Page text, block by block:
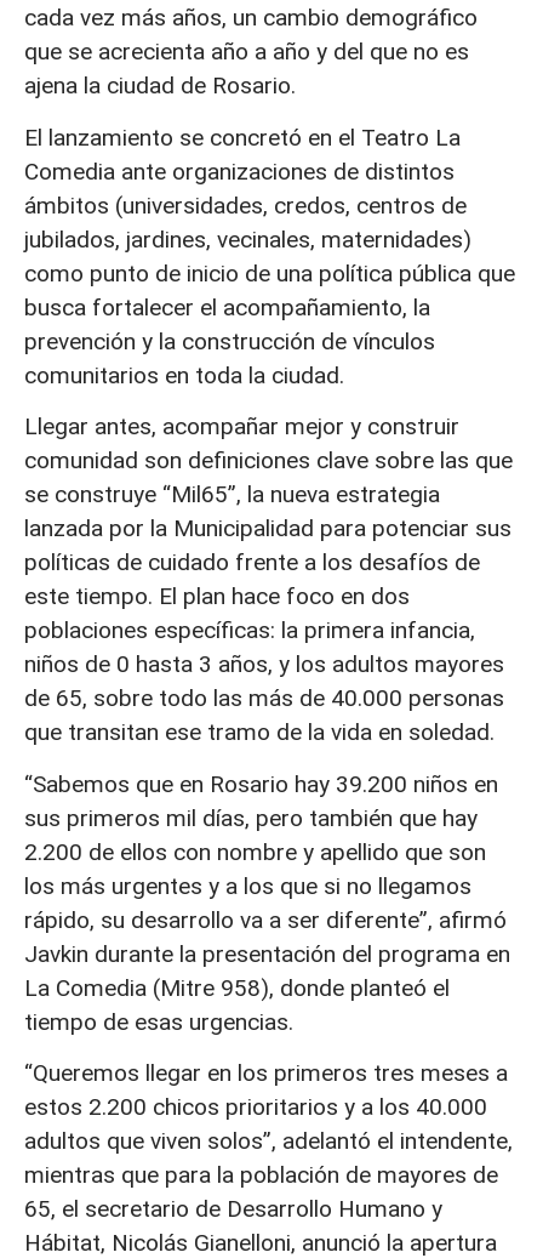
cada vez más años, un cambio demográfico
que se acrecienta año a año y del que no es
ajena la ciudad de Rosario.
El lanzamiento se concretó en el Teatro La
Comedia ante organizaciones de distintos
ámbitos (universidades, credos, centros de
jubilados, jardines, vecinales, maternidades)
como punto de inicio de una política pública que
busca fortalecer el acompañamiento, la
prevención y la construcción de vínculos
comunitarios en toda la ciudad.
Llegar antes, acompañar mejor y construir
comunidad son definiciones clave sobre las que
se construye “Mil65”, la nueva estrategia
lanzada por la Municipalidad para potenciar sus
políticas de cuidado frente a los desafíos de
este tiempo. El plan hace foco en dos
poblaciones específicas: la primera infancia,
niños de 0 hasta 3 años, y los adultos mayores
de 65, sobre todo las más de 40.000 personas
que transitan ese tramo de la vida en soledad.
“Sabemos que en Rosario hay 39.200 niños en
sus primeros mil días, pero también que hay
2.200 de ellos con nombre y apellido que son
los más urgentes y a los que si no llegamos
rápido, su desarrollo va a ser diferente”, afirmó
Javkin durante la presentación del programa en
La Comedia (Mitre 958), donde planteó el
tiempo de esas urgencias.
“Queremos llegar en los primeros tres meses a
estos 2.200 chicos prioritarios y a los 40.000
adultos que viven solos”, adelantó el intendente,
mientras que para la población de mayores de
65, el secretario de Desarrollo Humano y
Hábitat, Nicolás Gianelloni, anunció la apertura